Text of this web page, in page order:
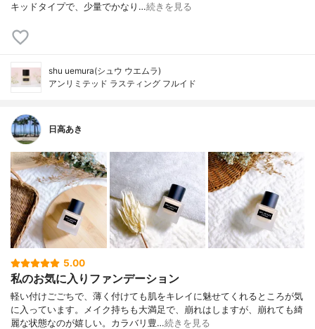
キッドタイプで、少量でかなり…続きを見る
shu uemura(シュウ ウエムラ)
アンリミテッド ラスティング フルイド
日高あき
5.00
私のお気に入りファンデーション
軽い付けごごちで、薄く付けても肌をキレイに魅せてくれるところが気
に入っています。メイク持ちも大満足で、崩れはしますが、崩れても綺
麗な状態なのが嬉しい。カラバリ豊…続きを見る